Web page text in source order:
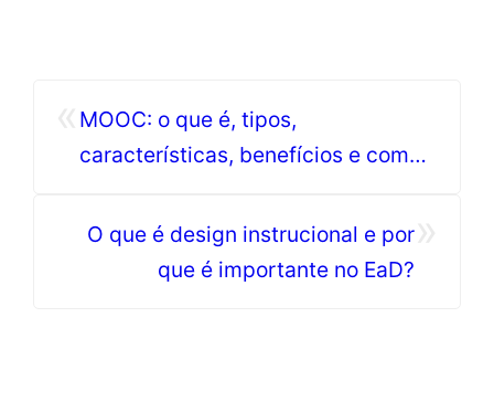
MOOC: o que é, tipos,
características, benefícios e como
»
O que é design instrucional e por
que é importante no EaD?